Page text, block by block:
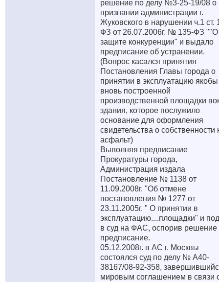
решение по делу №3-25-19/08 о
признании администрации г.
Жуковского в нарушении ч.1 ст.
ФЗ от 26.07.2006г. № 135-ФЗ ""О
защите конкуренции" и выдало
предписание об устранении.
(Вопрос касался принятия
Постановления Главы города о
принятии в эксплуатацию якобы
вновь построенной
производственной площадки
здания, которое послужило
основание для оформления
свидетельства о собственности
асфальт)
Выполняя предписание
Прокуратуры города,
Администрация издала
Постановление № 1138 от
11.09.2008г. "Об отмене
постановления № 1277 от
23.11.2005г. " О принятии в
эксплуатацию....площадки" и
в суд на ФАС, оспорив решение
предписание.
05.12.2008г. в АС г. Москвы
состоялся суд по делу № А40-
38167/08-92-358,
мировым соглашением в связи